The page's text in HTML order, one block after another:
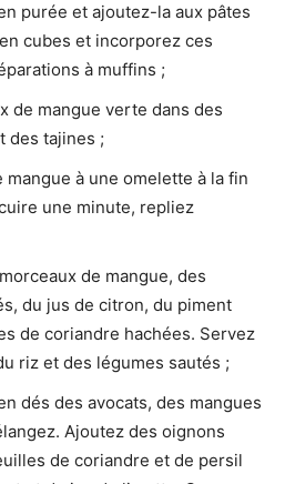
purée et ajoutez-la aux pâtes
cubes et incorporez ces
à muffins ;
de mangue verte dans des
des tajines ;
à une omelette à la fin
une minute, repliez
de mangue, des
du jus de citron, du piment
de coriandre hachées. Servez
riz et des légumes sautés ;
dés des avocats, des mangues
Ajoutez des oignons
de coriandre et de persil